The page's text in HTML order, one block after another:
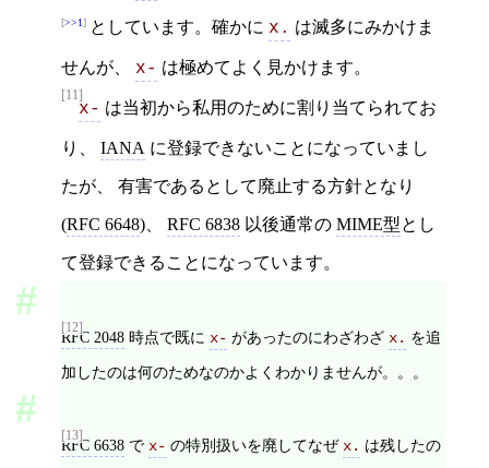
>>1 としています。確かに x. は滅多にみかけま
せんが、 x- は極めてよく見かけます。
[11]
x- は当初から私用のために割り当てられてお
り、 IANA
たが、 有害であるとして廃止する方針となり
(RFC 6648)、 RFC 6838 以後通常の MIME型とし
て登録できることになっています。
[12]
RFC 2048 時点で既に x- があったのにわざわざ x.
加したのは何のためなのかよくわかりませんが。。。
[13]
RFC 6638 で x- の特別扱いを廃してなぜ x. は残したの